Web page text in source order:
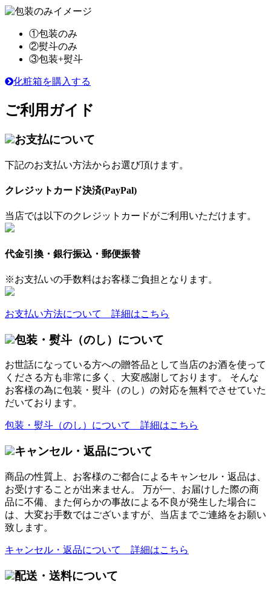
①包装のみ
②熨斗のみ
③包装+熨斗
化粧箱を購入する
ご利用ガイド
お支払について
下記のお支払い方法からお選び頂けます。
クレジットカード決済(PayPal)
当店では以下のクレジットカードがご利用いただけます。
代金引換・銀行振込・郵便振替
※お支払いの手数料はお客様ご負担となります。
お支払い方法について 詳細はこちら
包装・熨斗（のし）について
お世話になっている方への贈答品として当店のお酒を使って
くださる方も非常に多く、大変感謝しております。 そんな
お客様の為に包装・熨斗（のし）の対応を無料でさせていた
だいております。
包装・熨斗（のし）について 詳細はこちら
キャンセル・返品について
商品の性質上、お客様のご都合によるキャンセル・返品は、
お受けすることが出来ません。 万が一、お届けした際の商
品に不備、また何らかの事故による不良が発生した場合に
は、大変お手数ではございますが、当店までご連絡をお願い
致します。
キャンセル・返品について 詳細はこちら
配送・送料について